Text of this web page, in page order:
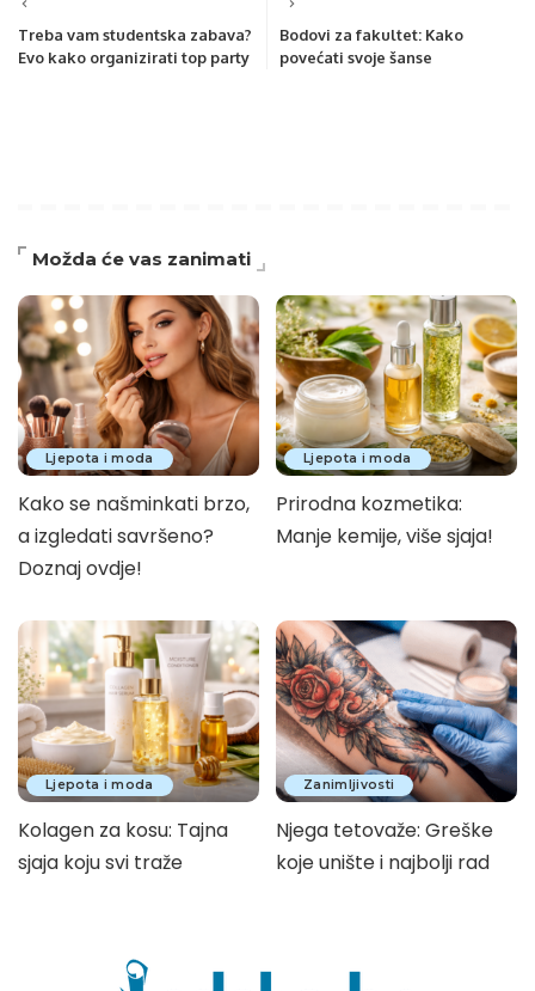
Treba vam studentska zabava?
Evo kako organizirati top party
Bodovi za fakultet: Kako
povećati svoje šanse
Možda će vas zanimati
Ljepota i moda
Kako se našminkati brzo,
a izgledati savršeno?
Doznaj ovdje!
Ljepota i moda
Prirodna kozmetika:
Manje kemije, više sjaja!
Ljepota i moda
Kolagen za kosu: Tajna
sjaja koju svi traže
Zanimljivosti
Njega tetovaže: Greške
koje unište i najbolji rad